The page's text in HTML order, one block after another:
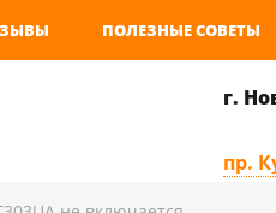
ПОЛЕЗНЫЕ СОВЕТЫ
г.
пр.